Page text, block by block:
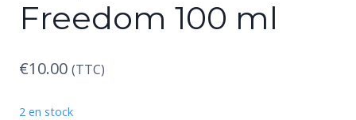
Freedom 100 ml
€10.00 (TTC)
2 en stock